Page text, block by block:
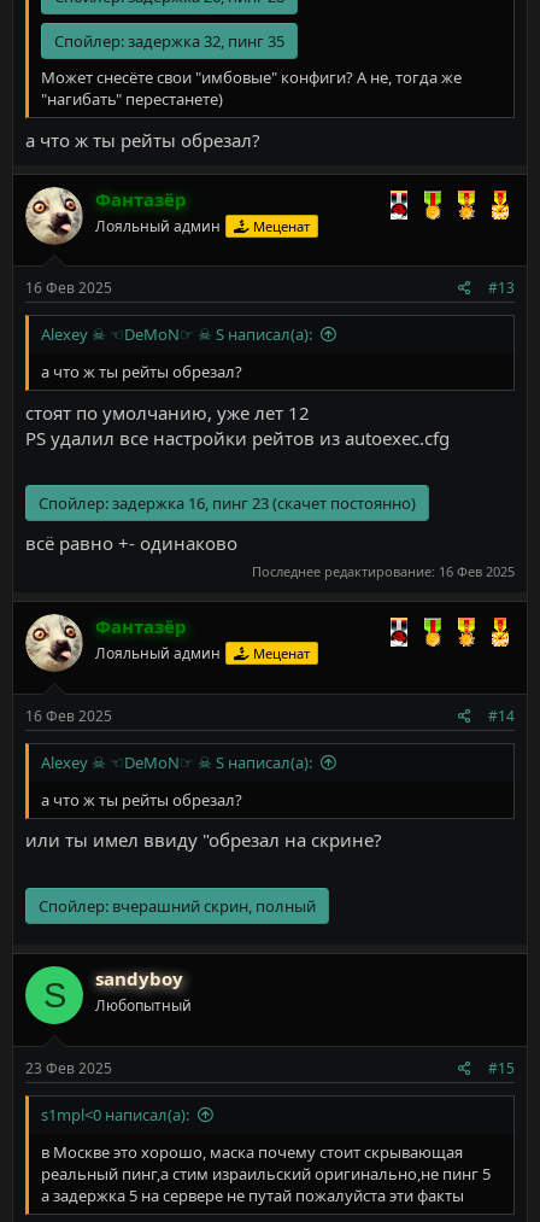
Спойлер:задержка 32, пинг 35
Может снесёте свои "имбовые" конфиги? А не, тогда же
"нагибать" перестанете)
а что ж ты рейты обрезал?
Фантазёр
Лояльный админ Меценат
16 Фев 2025 #13
Alexey ☠ ☜DeMoN☞ ☠ S написал(а):
а что ж ты рейты обрезал?
стоят по умолчанию, уже лет 12
PS удалил все настройки рейтов из autoexec.cfg
Спойлер:задержка 16, пинг 23 (скачет постоянно)
всё равно +- одинаково
Последнее редактирование: 16 Фев 2025
Фантазёр
Лояльный админ Меценат
16 Фев 2025 #14
Alexey ☠ ☜DeMoN☞ ☠ S написал(а):
а что ж ты рейты обрезал?
или ты имел ввиду "обрезал на скрине?
Спойлер: вчерашний скрин, полный
S sandyboy
Любопытный
23 Фев 2025 #15
s1mpl<0 написал(а):
в Москве это хорошо, маска почему стоит скрывающая
реальный пинг,а стим израильский оригинально,не пинг 5
а задержка 5 на сервере не путай пожалуйста эти факты